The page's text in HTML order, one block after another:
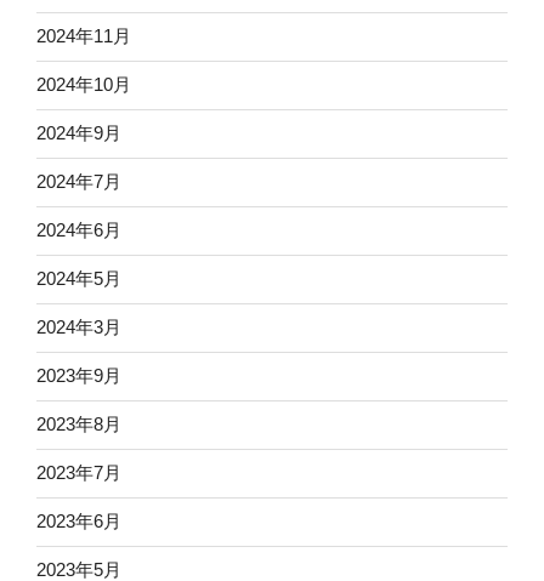
2024年11月
2024年10月
2024年9月
2024年7月
2024年6月
2024年5月
2024年3月
2023年9月
2023年8月
2023年7月
2023年6月
2023年5月